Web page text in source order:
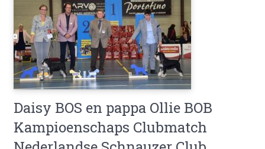
Daisy BOS en pappa Ollie BOB
Kampioenschaps Clubmatch